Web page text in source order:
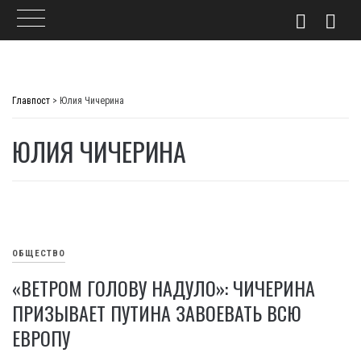
Главпост > Юлия Чичерина
ЮЛИЯ ЧИЧЕРИНА
ОБЩЕСТВО
«ВЕТРОМ ГОЛОВУ НАДУЛО»: ЧИЧЕРИНА
ПРИЗЫВАЕТ ПУТИНА ЗАВОЕВАТЬ ВСЮ
ЕВРОПУ